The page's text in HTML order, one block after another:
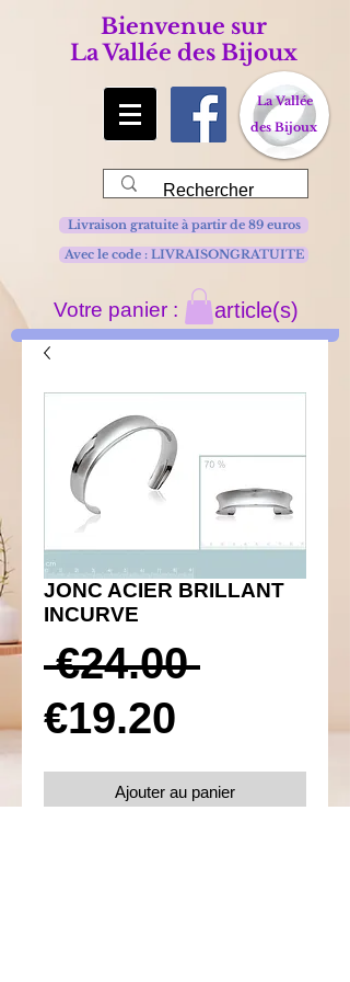
Bienvenue sur
La Vallée des Bijoux
La Vallée
des Bijoux
Avec le code : LIVRAISONGRATUITE
Livraison gratuite à partir de 89 euros
Votre panier : article(s)
JONC ACIER BRILLANT
INCURVE
€24.00 Prix
€19.20
Ajouter au panier